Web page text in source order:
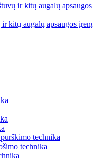
ir kitų augalų
kitų augalų apsaugos
technika
technika